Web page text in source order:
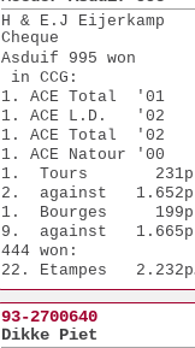
H & E.J Eijerkamp
Cheque
Asduif 995 won
in CCG:
1. ACE Total  '01
1. ACE L.D.   '02
1. ACE Total  '02
1. ACE Natour '00
1.  Tours       231p
2.  against   1.652p
1.  Bourges     199p
9.  against   1.665p
444 won:
22. Etampes   2.232p
45. Duffel    4.978p
93-2700640
Dikke Piet